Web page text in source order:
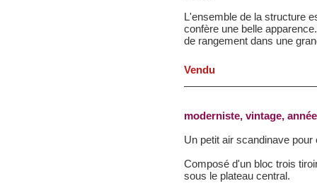
L'ensemble de la structure
confère une belle
de rangement dans une
Vendu
moderniste, vintage,
Un petit air scandinave
Composé d'un bloc trois
sous le plateau central.